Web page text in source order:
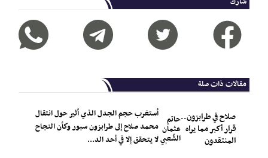
مقالات ذات صلة
صلاح في طرابزون..
قرار أكبر مما يراه
المنتقدون
حاتم
عثمان
الشّعبي
أستغرب حجم الجدل الذي أثير حول انتقال
محمد صلاح إلى طرابزون سبور وكأن النجاح
لا يتحقق إلا في أحد الد...